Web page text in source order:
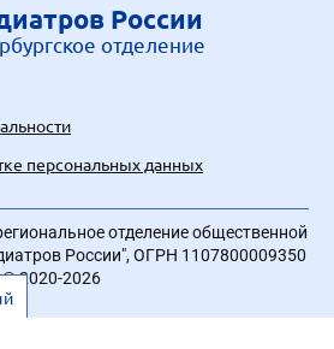
России
отделение
персональных данных
отделение общественной
России", ОГРН 1107800009350
2020-2026